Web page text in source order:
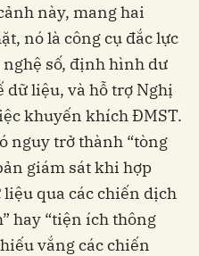
này, mang hai
nó là công cụ đắc lực
số, định hình dư
liệu, và hỗ trợ Nghị
khuyến khích ĐMST.
nguy trở thành “tòng
giám sát khi hợp
qua các chiến dịch
hay “tiện ích thông
vắng các chiến